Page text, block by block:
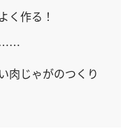
く作る！
……
肉じゃがのつくり